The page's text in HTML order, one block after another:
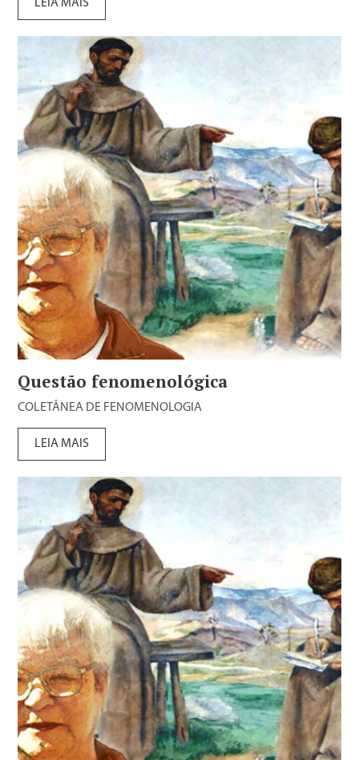
LEIA MAIS
Questão fenomenológica
COLETÂNEA DE FENOMENOLOGIA
LEIA MAIS